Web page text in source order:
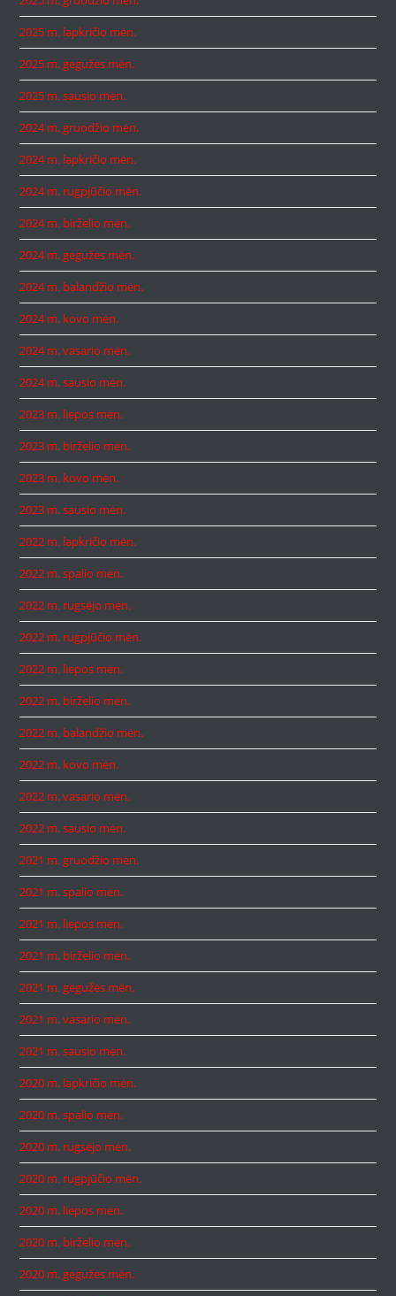
2025 m. lapkričio mėn.
2025 m. gegužės mėn.
2025 m. sausio mėn.
2024 m. gruodžio mėn.
2024 m. lapkričio mėn.
2024 m. rugpjūčio mėn.
2024 m. birželio mėn.
2024 m. gegužės mėn.
2024 m. balandžio mėn.
2024 m. kovo mėn.
2024 m. vasario mėn.
2024 m. sausio mėn.
2023 m. liepos mėn.
2023 m. birželio mėn.
2023 m. kovo mėn.
2023 m. sausio mėn.
2022 m. lapkričio mėn.
2022 m. spalio mėn.
2022 m. rugsėjo mėn.
2022 m. rugpjūčio mėn.
2022 m. liepos mėn.
2022 m. birželio mėn.
2022 m. balandžio mėn.
2022 m. kovo mėn.
2022 m. vasario mėn.
2022 m. sausio mėn.
2021 m. gruodžio mėn.
2021 m. spalio mėn.
2021 m. liepos mėn.
2021 m. birželio mėn.
2021 m. gegužės mėn.
2021 m. vasario mėn.
2021 m. sausio mėn.
2020 m. lapkričio mėn.
2020 m. spalio mėn.
2020 m. rugsėjo mėn.
2020 m. rugpjūčio mėn.
2020 m. liepos mėn.
2020 m. birželio mėn.
2020 m. gegužės mėn.